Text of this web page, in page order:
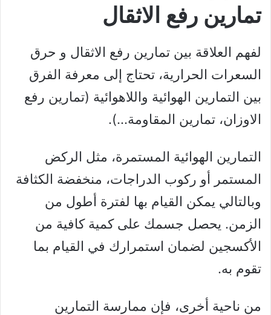
تمارين رفع الاثقال
لفهم العلاقة بين تمارين رفع الاثقال و حرق
السعرات الحرارية، تحتاج إلى معرفة الفرق
بين التمارين الهوائية واللاهوائية (تمارين رفع
الاوزان، تمارين المقاومة…).
التمارين الهوائية المستمرة، مثل الركض
المستمر أو ركوب الدراجات، منخفضة الكثافة
وبالتالي يمكن القيام بها لفترة أطول من
الزمن. يحصل جسمك على كمية كافية من
الأكسجين لضمان استمرارك في القيام بما
تقوم به.
من ناحية أخرى، فإن ممارسة التمارين